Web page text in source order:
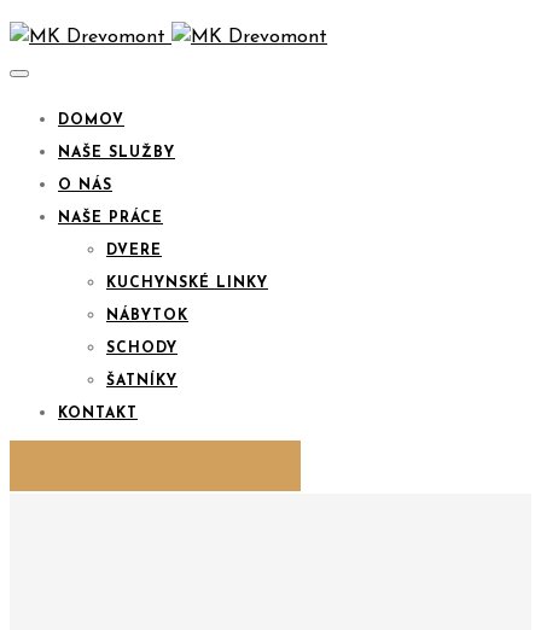
DOMOV
NAŠE SLUŽBY
O NÁS
NAŠE PRÁCE
DVERE
KUCHYNSKÉ LINKY
NÁBYTOK
SCHODY
ŠATNÍKY
KONTAKT